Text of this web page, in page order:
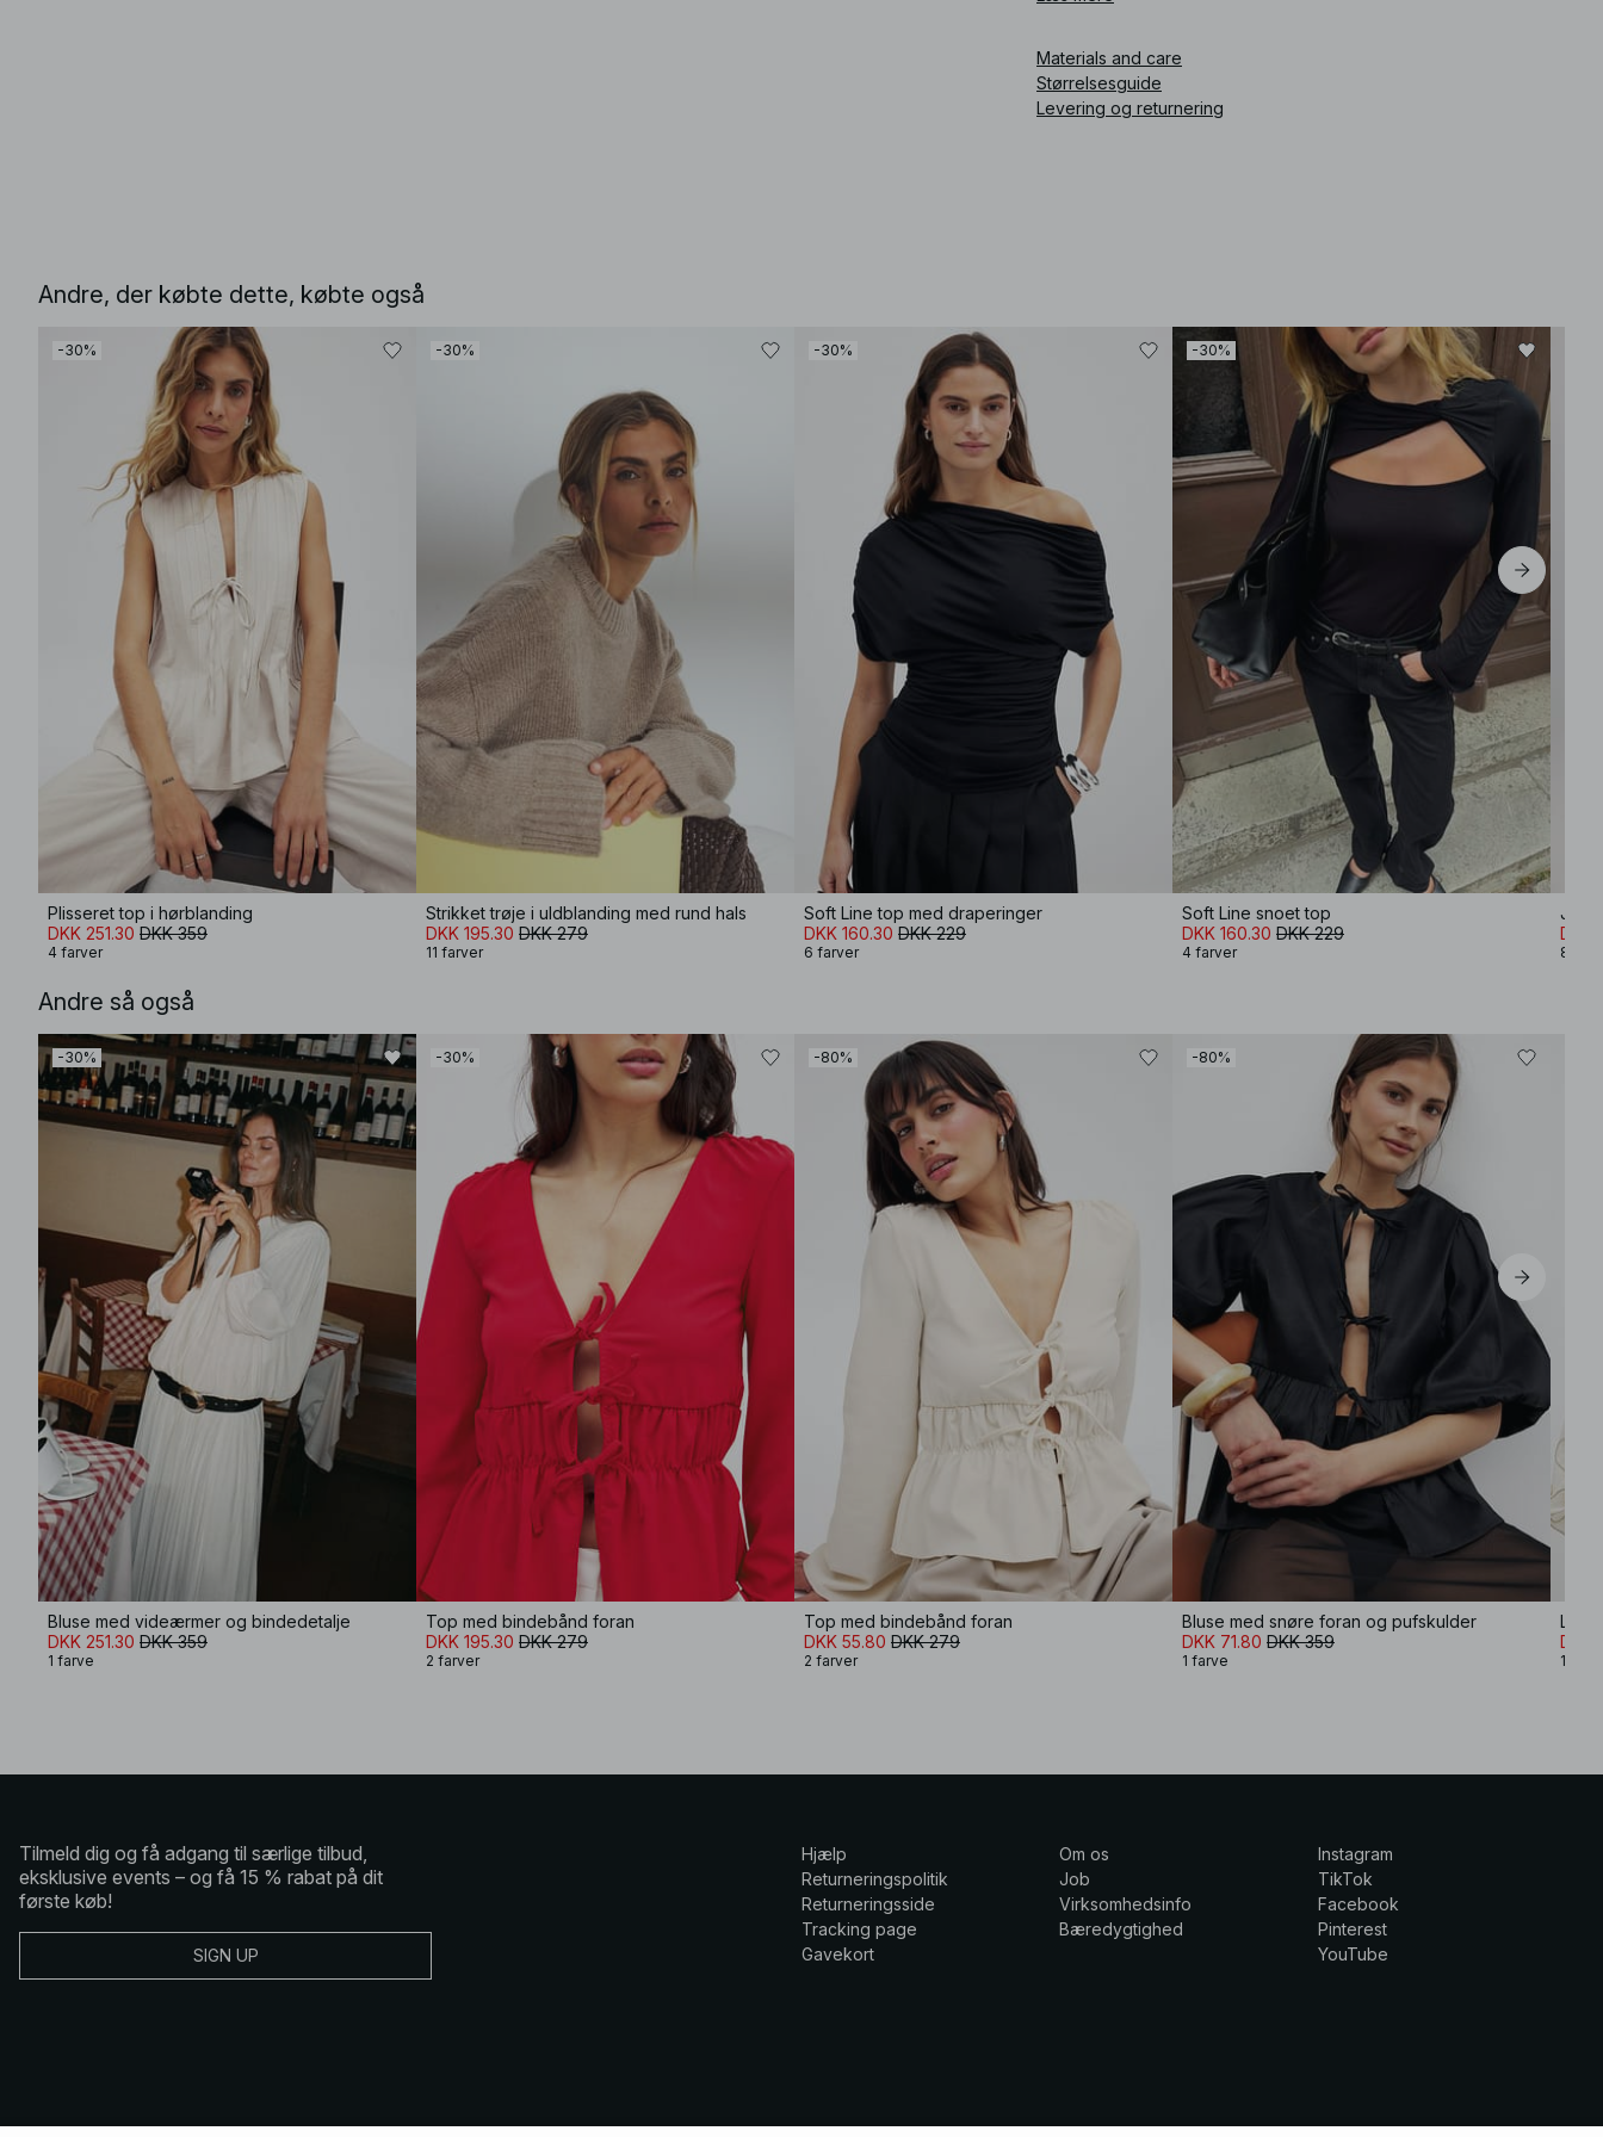
Materials and care
Størrelsesguide
Levering og returnering
Andre, der købte dette, købte også
-30%
Plisseret top i hørblanding
DKK 251.30 DKK 359
4 farver
-30%
Strikket trøje i uldblanding med rund hals
DKK 195.30 DKK 279
11 farver
-30%
Soft Line top med draperinger
DKK 160.30 DKK 229
6 farver
-30%
Soft Line snoet top
DKK 160.30 DKK 229
4 farver
DKK
8
Andre så også
-30%
Bluse med videærmer og bindedetalje
DKK 251.30 DKK 359
1 farve
-30%
Top med bindebånd foran
DKK 195.30 DKK 279
2 farver
-80%
Top med bindebånd foran
DKK 55.80 DKK 279
2 farver
-80%
Bluse med snøre foran og pufskulder
DKK 71.80 DKK 359
1 farve
DKK
1
Tilmeld dig og få adgang til særlige tilbud,
eksklusive events – og få 15 % rabat på dit
første køb!
SIGN UP
Hjælp
Returneringspolitik
Returneringsside
Tracking page
Gavekort
Om os
Job
Virksomhedsinfo
Bæredygtighed
Instagram
TikTok
Facebook
Pinterest
YouTube